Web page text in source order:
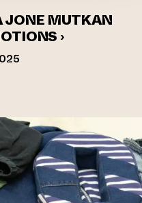
JONE MUTKAN
›